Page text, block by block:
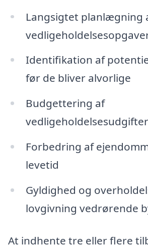
Langsigtet planlægning
Identifikation af
før de bliver alvorlige
Budgettering af
Forbedring af
levetid
Gyldighed og
lovgivning vedrørende
At indhente tre eller flere